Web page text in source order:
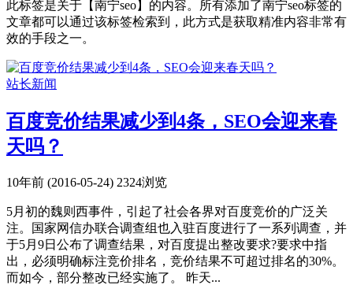
此标签是关于【南宁seo】的内容。所有添加了南宁seo标签的
文章都可以通过该标签检索到，此方式是获取精准内容非常有
效的手段之一。
站长新闻
百度竞价结果减少到4条，SEO会迎来春
天吗？
10年前 (2016-05-24) 2324浏览
5月初的魏则西事件，引起了社会各界对百度竞价的广泛关
注。国家网信办联合调查组也入驻百度进行了一系列调查，并
于5月9日公布了调查结果，对百度提出整改要求?要求中指
出，必须明确标注竞价排名，竞价结果不可超过排名的30%。
而如今，部分整改已经实施了。 昨天...